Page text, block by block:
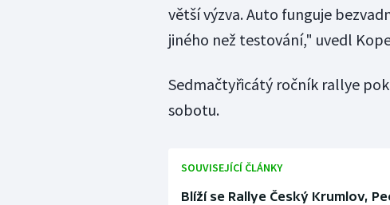
větší výzva. Auto funguje
jiného než testování," uvedl
Sedmačtyřicátý ročník rallye
sobotu.
SOUVISEJÍCÍ ČLÁNKY
Blíží se Rallye Český Krumlov,